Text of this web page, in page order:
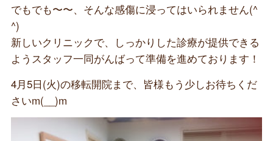
でもでも〜〜、そんな感傷に浸ってはいられません(^
^)
新しいクリニックで、しっかりした診療が提供できる
ようスタッフ一同がんばって準備を進めております！
4月5日(火)の移転開院まで、皆様もう少しお待ちくだ
さいm(__)m